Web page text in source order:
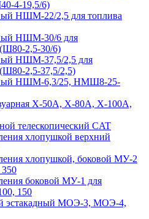
4-19,5/6)
НШМ-22/2,5 для топлива
НШМ-30/6 для
2,5-30/6)
НШМ-37,5/2,5 для
2,5-37,5/2,5)
НШМ-6,3/25, НМШ8-25-
Х-50А, Х-80А, Х-100А,
телескопический CAT
хлопушкой верхний
хлопушкой, боковой МУ-2
боковой МУ-1 для
150
эстакадный МОЭ-3, МОЭ-4,